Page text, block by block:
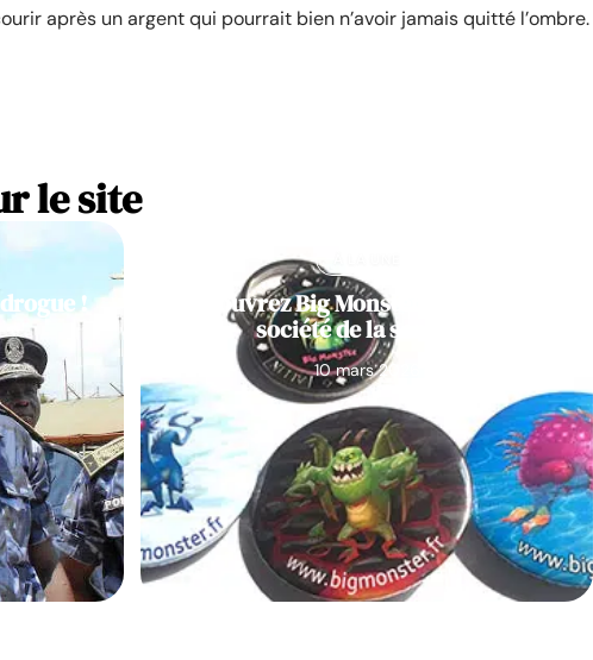
après un argent qui pourrait bien n’avoir jamais quitté l’ombre.
le site
! Découvrez Big Monster, notre jeu de
société de la semaine
10 mars 2026